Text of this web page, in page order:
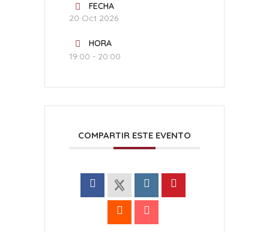
FECHA
20 Oct 2026
HORA
19:00 - 20:00
COMPARTIR ESTE EVENTO